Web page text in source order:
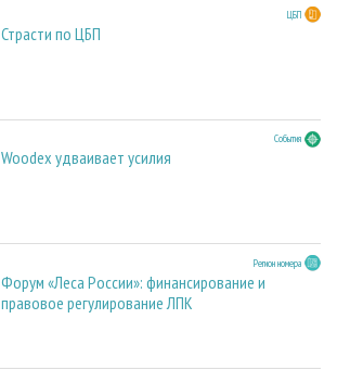
ЦБП
Страсти по ЦБП
События
Woodex удваивает усилия
Регион номера
Форум «Леса России»: финансирование и
правовое регулирование ЛПК